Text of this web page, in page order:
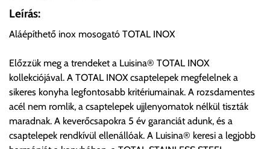
Önnek lehetősége van rendelését a beérkezést követően
ingyenesen átvenni Budapesti Cégcsoportunk Stúdiójában
előre egyeztetett időpontban.
Cím:1133 Budapest, Váci út 100.
Szállítási díjak:
Az oldalunkon rendelés esetén, amennyiben szállítást is kér,
úgy esetenként több lehetőséget ajánl fel a program. Kérjük, a
Leírás:
Aláépíthető inox mosogató TOTAL INOX
Előzzük meg a trendeket a Luisina® TOTAL INOX
kollekciójával. A TOTAL INOX csaptelepek megfelelnek a
sikeres konyha legfontosabb kritériumainak. A rozsdamentes
acél nem romlik, a csaptelepek ujjlenyomatok nélkül tiszták
maradnak. A keverőcsapokra 5 év garanciát adunk, és a
csaptelepek rendkívül ellenállóak. A Luisina® keresi a legjobb